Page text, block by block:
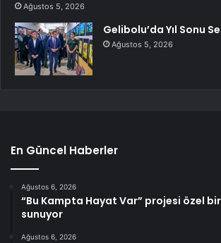
Ağustos 5, 2026
Gelibolu’da Yıl Sonu
Ağustos 5, 2026
En Güncel Haberler
Ağustos 6, 2026
“Bu Kampta Hayat Var” projesi özel
sunuyor
Ağustos 6, 2026